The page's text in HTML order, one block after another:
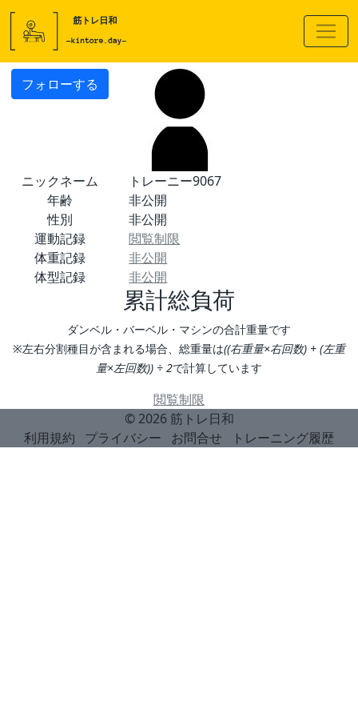
フォローする
ニックネーム
トレーニー9067
年齢
非公開
性別
非公開
運動記録
閲覧制限
体重記録
非公開
体型記録
非公開
累計総負荷
ダンベル・バーベル・マシンの合計重量です
※左右分割種目が含まれる場合、総重量は((右重量×右回数) + (左重
量×左回数)) ÷ 2で計算しています
閲覧制限
© 2026 筋トレ日和
利用規約
プライバシー お問合せ トレーニング履歴